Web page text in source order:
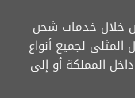
خلال خدمات شحن
المثلى لجميع أنواع
المملكة أو إلى